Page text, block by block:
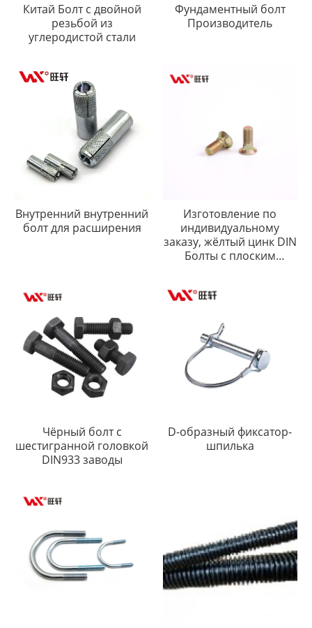
Китай Болт с двойной
резьбой из
углеродистой стали
Фундаментный болт
Производитель
Внутренний внутренний
болт для расширения
Изготовление по
индивидуальному
заказу, жёлтый цинк DIN
Болты с плоским
Чёрный болт с
шестигранной головкой
DIN933 заводы
D-образный фиксатор-
шпилька